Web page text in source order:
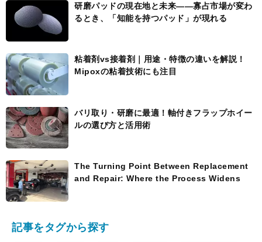
研磨パッドの現在地と未来――寡占市場が変わ
るとき、「知能を持つパッド」が現れる
粘着剤vs接着剤｜用途・特徴の違いを解説！
Mipoxの粘着技術にも注目
バリ取り・研磨に最適！軸付きフラップホイー
ルの選び方と活用術
The Turning Point Between Replacement
and Repair: Where the Process Widens
記事をタグから探す